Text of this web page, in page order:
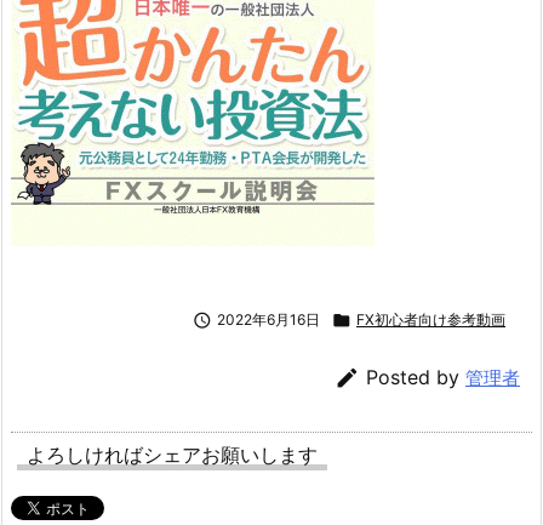
 2022年6月16日  FX初心者向け参考動画
 Posted by 管理者
よろしければシェアお願いします